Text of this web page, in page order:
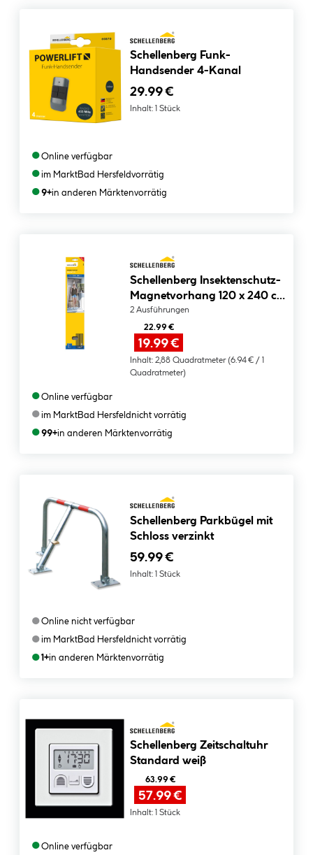
Schellenberg Funk-
Handsender 4-Kanal
29.99 €
Inhalt: 1 Stück
●Online verfügbar
●im MarktBad Hersfeldvorrätig
●9+in anderen Märktenvorrätig
Schellenberg Insektenschutz-
Magnetvorhang 120 x 240 cm
anthrazit
2 Ausführungen
22.99 €
19.99 €
Inhalt: 2,88 Quadratmeter (6.94 € / 1
Quadratmeter)
●Online verfügbar
●im MarktBad Hersfeldnicht vorrätig
●99+in anderen Märktenvorrätig
Schellenberg Parkbügel mit
Schloss verzinkt
59.99 €
Inhalt: 1 Stück
●Online nicht verfügbar
●im MarktBad Hersfeldnicht vorrätig
●1+in anderen Märktenvorrätig
Schellenberg Zeitschaltuhr
Standard weiß
63.99 €
57.99 €
Inhalt: 1 Stück
●Online verfügbar